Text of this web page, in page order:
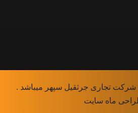
شرکت تجاری جرثقیل سپهر میباشد .
ماه سایت